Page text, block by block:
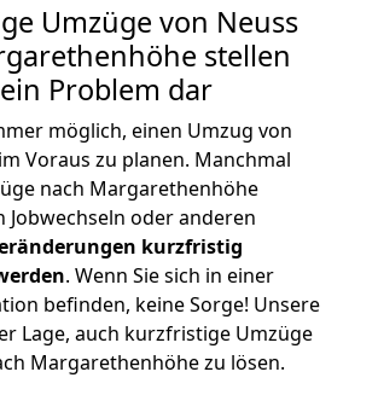
Umzüge von Neuss
stellen
Problem dar
möglich, einen Umzug von
Voraus zu planen. Manchmal
nach Margarethenhöhe
oder anderen
kurzfristig
. Wenn Sie sich in einer
befinden, keine Sorge! Unsere
Lage, auch kurzfristige Umzüge
Margarethenhöhe zu lösen.